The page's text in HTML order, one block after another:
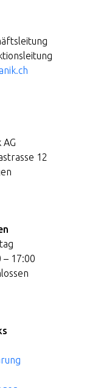
12
– 17:00